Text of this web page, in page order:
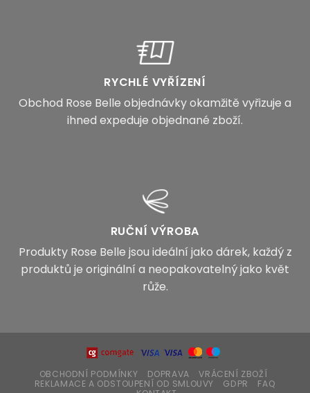
RYCHLÉ VYŘÍZENÍ
Obchod Rose Belle objednávky okamžitě vyřizuje a
ihned expeduje objednané zboží.
RUČNÍ VÝROBA
Produkty Rose Belle jsou ideální jako dárek, každý z
produktů je originální a neopakovatelný jako květ
růže.
OBCHODNÍ PODMÍNKY DOPRAVA
VRÁCENÍ ZBOŽÍ
REKLAMACE A ODSTOUPENÍ OD SMLOUVY
GDPR
FAQ